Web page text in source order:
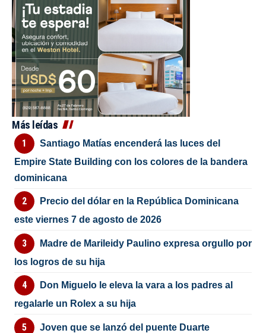
Más leídas
Santiago Matías encenderá las luces del
Empire State Building con los colores de la bandera
dominicana
Precio del dólar en la República Dominicana
este viernes 7 de agosto de 2026
Madre de Marileidy Paulino expresa orgullo por
los logros de su hija
Don Miguelo le eleva la vara a los padres al
regalarle un Rolex a su hija
Joven que se lanzó del puente Duarte